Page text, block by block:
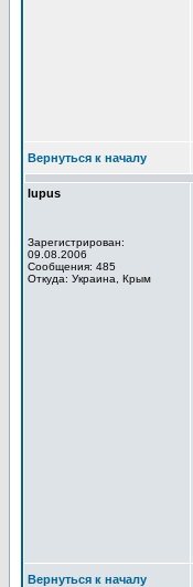
Вернуться к началу
lupus
Зарегистрирован:
09.08.2006
Сообщения: 485
Откуда: Украина, Крым
Вернуться к началу